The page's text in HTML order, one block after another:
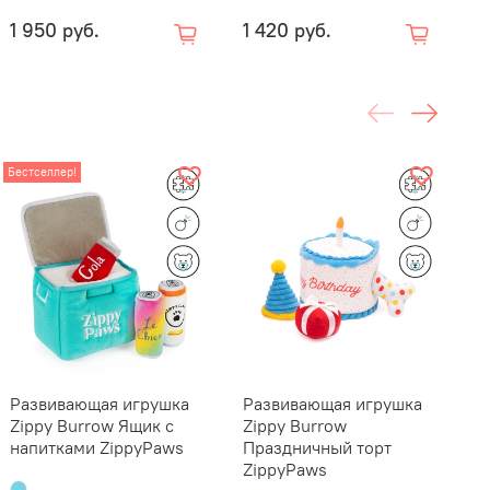
1 950 руб. 1 420 руб.
Бестселлер!
Развивающая игрушка
Zippy Burrow Ящик с
напитками ZippyPaws
Развивающая игрушка
Zippy Burrow
Праздничный торт
ZippyPaws